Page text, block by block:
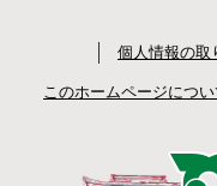
個人情報の取
このホームページについ